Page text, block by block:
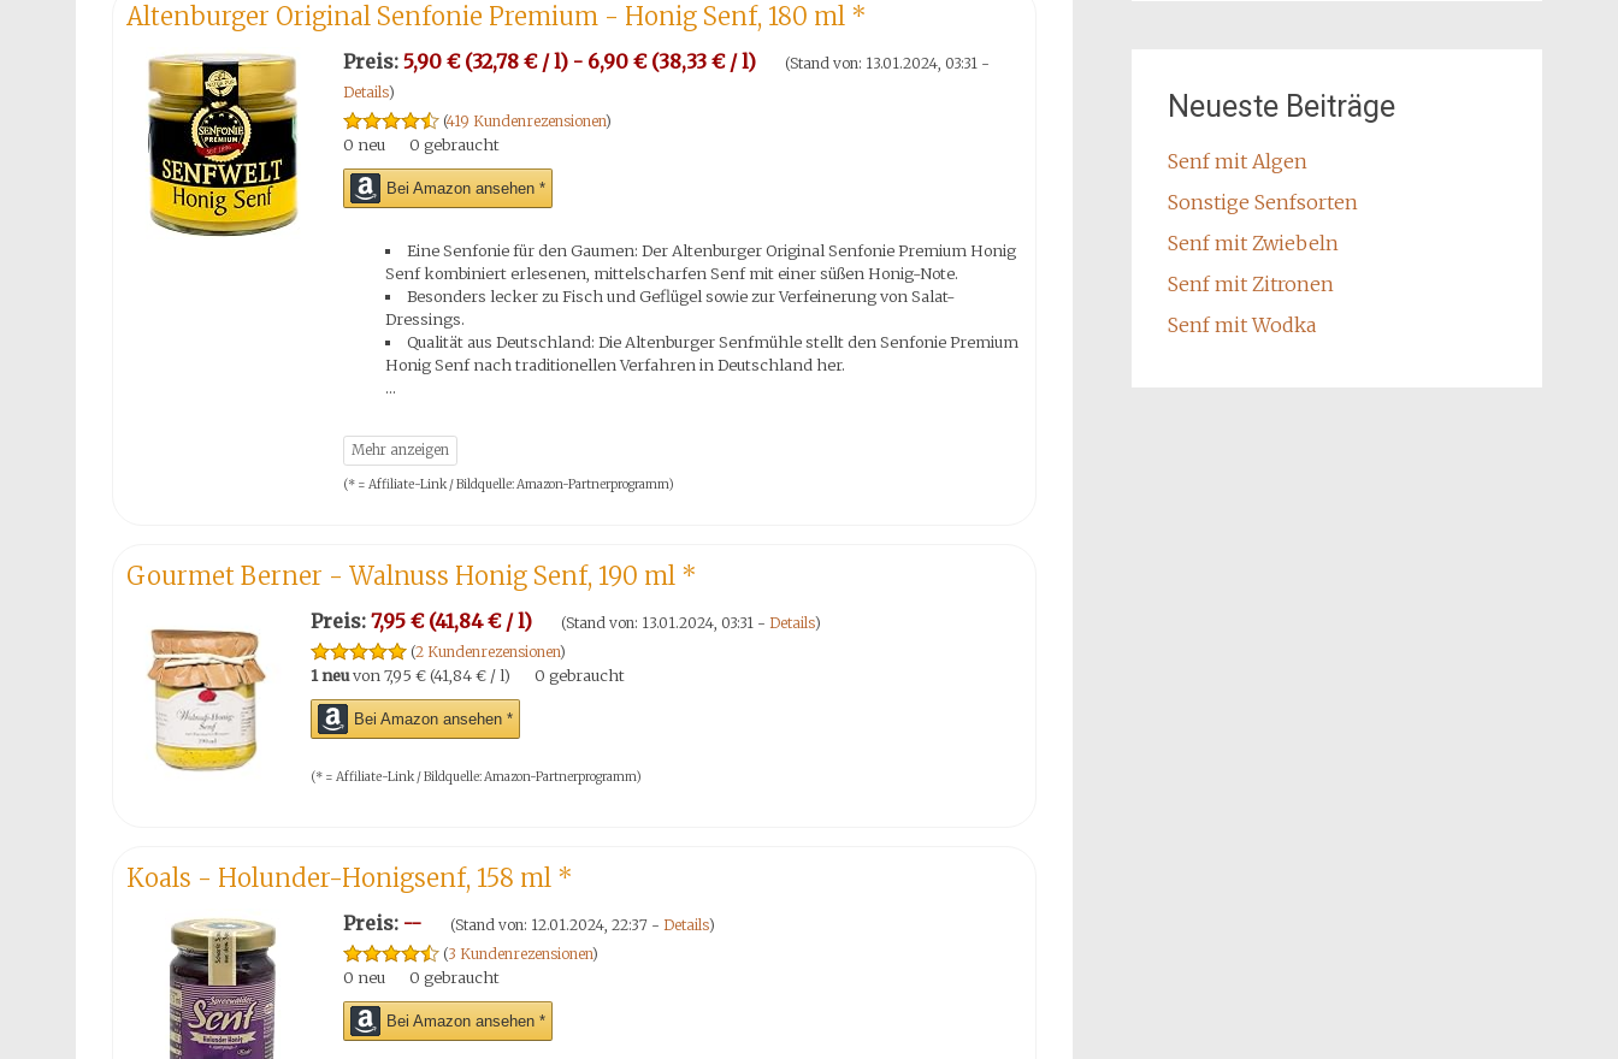
Altenburger Original Senfonie Premium - Honig Senf, 180 ml *
Preis: 5,90 € (32,78 € / l) - 6,90 € (38,33 € / l)
(Stand von: 13.01.2024, 03:31 -
Details)
(419 Kundenrezensionen)
0 neu 0 gebraucht
Bei Amazon ansehen *
Eine Senfonie für den Gaumen: Der Altenburger Original Senfonie Premium Honig
Senf kombiniert erlesenen, mittelscharfen Senf mit einer süßen Honig-Note.
Besonders lecker zu Fisch und Geflügel sowie zur Verfeinerung von Salat-
Dressings.
Qualität aus Deutschland: Die Altenburger Senfmühle stellt den Senfonie Premium
Honig Senf nach traditionellen Verfahren in Deutschland her.
(* = Affiliate-Link / Bildquelle: Amazon-Partnerprogramm)
Gourmet Berner - Walnuss Honig Senf, 190 ml *
Preis: 7,95 € (41,84 € / l) (Stand von: 13.01.2024, 03:31 - Details)
(2 Kundenrezensionen)
1 neuvon 7,95 € (41,84 € / l) 0 gebraucht
Bei Amazon ansehen *
(* = Affiliate-Link / Bildquelle: Amazon-Partnerprogramm)
Koals - Holunder-Honigsenf, 158 ml *
Preis: -- (Stand von: 12.01.2024, 22:37 - Details)
(3 Kundenrezensionen)
0 neu 0 gebraucht
Bei Amazon ansehen *
Neueste Beiträge
Senf mit Algen
Sonstige Senfsorten
Senf mit Zwiebeln
Senf mit Zitronen
Senf mit Wodka